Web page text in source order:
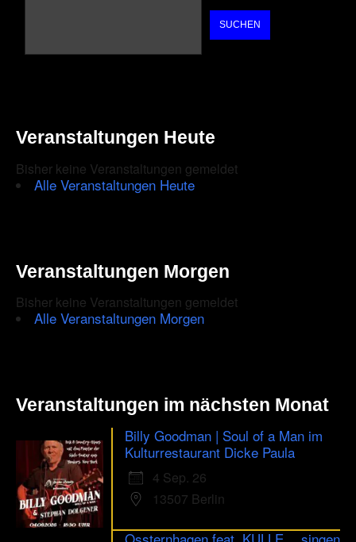
SUCHEN
Veranstaltungen Heute
Bisher keine Veranstaltungen gemeldet
Alle Veranstaltungen Heute
Veranstaltungen Morgen
Bisher keine Veranstaltungen gemeldet
Alle Veranstaltungen Morgen
Veranstaltungen im nächsten Monat
Billy Goodman | Soul of a Man im
Kulturrestaurant Dicke Paula
4 Sep. 26
13507 Berlin